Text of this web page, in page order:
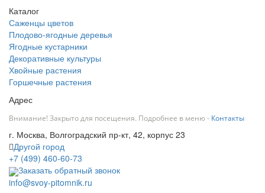
Каталог
Саженцы цветов
Плодово-ягодные деревья
Ягодные кустарники
Декоративные культуры
Хвойные растения
Горшечные растения
Адрес
Внимание! Закрыто для посещения. Подробнее в меню - Контакты
г. Москва, Волгоградский пр-кт, 42, корпус 23
Другой город
+7 (499) 460-60-73
Заказать обратный звонок
info@svoy-pitomnik.ru